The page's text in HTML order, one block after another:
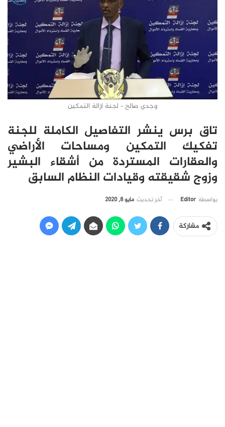
وجدي صالح - لجنة ازالة التمكين
تاق برس ينشر التفاصيل الكاملة للجنة
تفكيك التمكين ومساحات الأراضي
والعقارات المستردة من أشقاء البشير
وزوج شقيقته وقيادات النظام السابق
بواسطة Editor آخر تحديث مايو 8, 2020
مشاركة